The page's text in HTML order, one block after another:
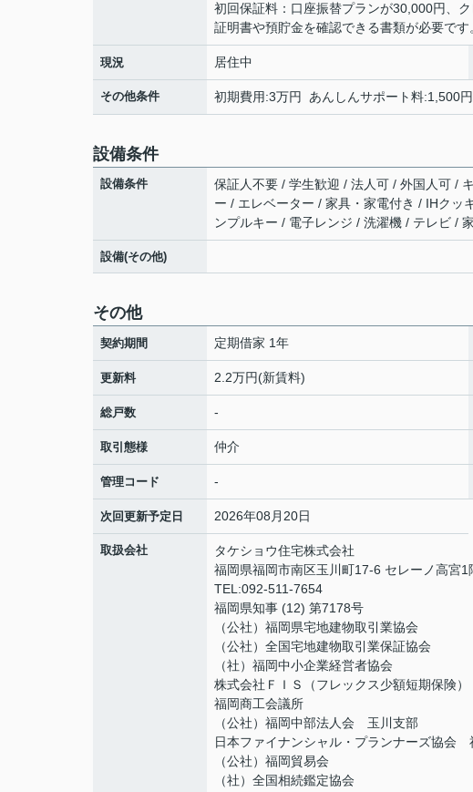
初回保証料：口座振替プランが30,000円、
証明書や預貯金を確認できる書類が必要で
現況 居住中
その他条件 初期費用:3万円 あんしんサポート料:1,500円
設備条件
設備条件
保証人不要 / 学生歓迎 / 法人可 / 外国人可 /
ー / エレベーター / 家具・家電付き / IHクッ
ンプルキー / 電子レンジ / 洗濯機 / テレビ /
設備(その他)
その他
契約期間 定期借家 1年
更新料 2.2万円(新賃料)
総戸数 -
取引態様 仲介
管理コード -
次回更新予定日 2026年08月20日
取扱会社
タケショウ住宅株式会社
福岡県福岡市南区玉川町17-6 セレーノ高宮1
TEL:092-511-7654
福岡県知事 (12) 第7178号
（公社）福岡県宅地建物取引業協会
（公社）全国宅地建物取引業保証協会
（社）福岡中小企業経営者協会
株式会社ＦＩＳ（フレックス少額短期保険）
福岡商工会議所
（公社）福岡中部法人会 玉川支部
日本ファイナンシャル・プランナーズ協会
（公社）福岡貿易会
（社）全国相続鑑定協会